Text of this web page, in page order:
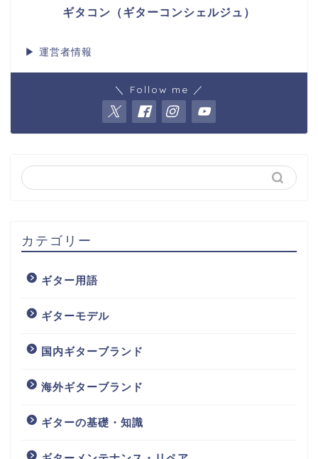
ギタコン（ギターコンシェルジュ）
▶ 運営者情報
＼ Follow me ／
カテゴリー
ギター用語
ギターモデル
国内ギターブランド
海外ギターブランド
ギターの基礎・知識